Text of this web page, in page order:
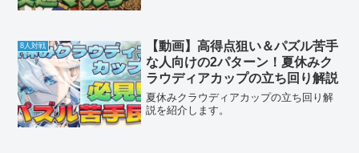
8人対戦
【動画】高得点狙い＆パズル苦手
な人向けの2パターン！夏休みク
ラウディアカップの立ち回り解説
夏休みクラウディアカップの立ち回り解
説を紹介します。